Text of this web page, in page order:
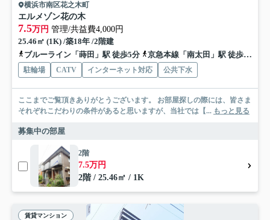
横浜市南区花之木町
エルメゾン花の木
7.5万円 管理/共益費4,000円
25.46㎡ (1K) /築18年 /2階建
ブルーライン「蒔田」駅 徒歩5分
京急本線「南太田」駅 徒歩9分
駐輪場 CATV インターネット対応 公共下水
ここまでご覧頂きありがとうございます。 お部屋探しの際には、皆さま
それぞれこだわりの条件があると思いますが、当社では【... もっと見る
募集中の部屋
2階
7.5万円
2階 / 25.46㎡ / 1K
賃貸マンション